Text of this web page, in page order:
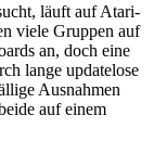
läuft auf Atari-
viele Gruppen auf
an, doch eine
lange updatelose
Ausnahmen
auf einem